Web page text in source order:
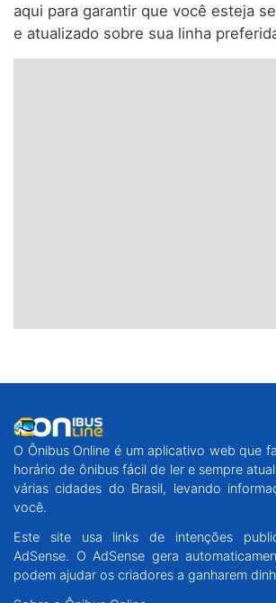
aqui para garantir que você esteja
e atualizado sobre sua linha
O Ônibus Online é um aplicativo web que
horário de ônibus fácil de ler e sempre
várias cidades do Brasil, levando
você.
Este site usa links de intenções
AdSense. O AdSense gera
podem ajudar os criadores a ganharem